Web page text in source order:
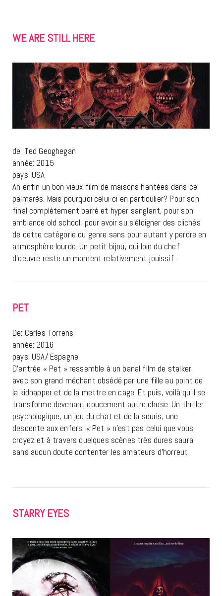
WEARE STILL HERE
de: Ted Geoghegan
année: 2015
pays: USA
Ah enfin un bon vieux film de maisons hantées dans ce
palmarès. Mais pourquoi celui-ci en particulier? Pour son
final complètement barré et hyper sanglant, pour son
ambiance old school, pour avoir su s’éloigner des clichés
de cette catégorie du genre sans pour autant y perdre en
atmosphère lourde. Un petit bijou, qui loin du chef
d’oeuvre reste un moment relativement jouissif.
PET
De: Carles Torrens
année: 2016
pays: USA/ Espagne
D’entrée « Pet » ressemble à un banal film de stalker,
avec son grand méchant obsédé par une fille au point de
la kidnapper et de la mettre en cage. Et puis, voilà qu’il se
transforme devenant doucement autre chose. Un thriller
psychologique, un jeu du chat et de la souris, une
descente aux enfers. « Pet » n’est pas celui que vous
croyez et à travers quelques scènes très dures saura
sans aucun doute contenter les amateurs d’horreur.
STARRY EYES